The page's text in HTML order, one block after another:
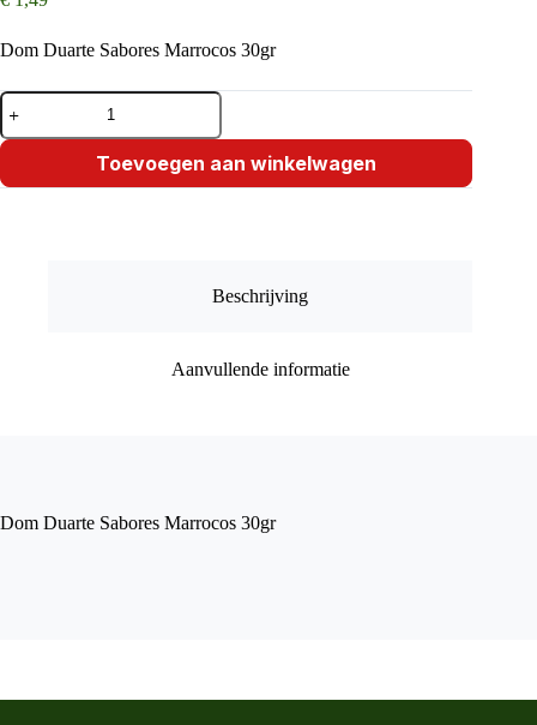
Dom Duarte Sabores Marrocos 30gr
Dom
Duarte
Sabores
30gr
Toevoegen aan winkelwagen
Beschrijving
Aanvullende informatie
Dom Duarte Sabores Marrocos 30gr